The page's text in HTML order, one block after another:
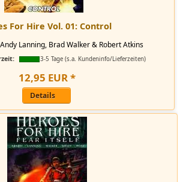
For Hire Vol. 01: Control
Lanning, Brad Walker & Robert Atkins
3-5 Tage (s.a. Kundeninfo/Lieferzeiten)
12,95 EUR*
Details